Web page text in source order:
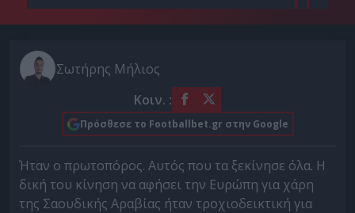
Σωτήρης Μήλιος
Κοιν. :
Πρόσθεσε το Footballbet.gr στην Google
Ήταν ο πρωτοπόρος. Αυτός που τα ξεκίνησε όλα. Η
δική του κίνηση να αφήσει την Ευρώπη για χάρη
της Σαουδικής Αραβίας ήταν τροχιοδεικτική για